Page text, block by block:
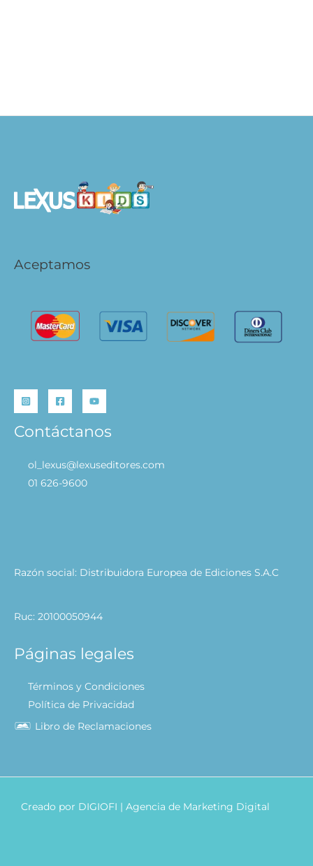
Aceptamos
Contáctanos
ol_lexus@lexuseditores.com
01 626-9600
Razón social: Distribuidora Europea de Ediciones S.A.C
Ruc: 20100050944
Páginas legales
Términos y Condiciones
Política de Privacidad
Libro de Reclamaciones
Creado por DIGIOFI | Agencia de Marketing Digital